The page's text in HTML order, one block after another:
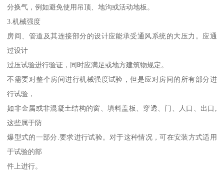
分换气，例如避免使用吊顶、地沟或活动地板。
3.机械强度
房间、管道及其连接部分的设计应能承受通风系统的大压力。应通
过设计
过压试验进行验证，同时应满足或地方建筑物规定。
不需要对整个房间进行机械强度试验，但是应对房间的所有部分进
行试验，
如非金属或非混凝土结构的窗、填料盖板、穿透、门、人口、出口,
这些属于防
爆型式的一部分.要求进行试验。对于这种情况，可在安装方式适用
于试验的部
件上进行。